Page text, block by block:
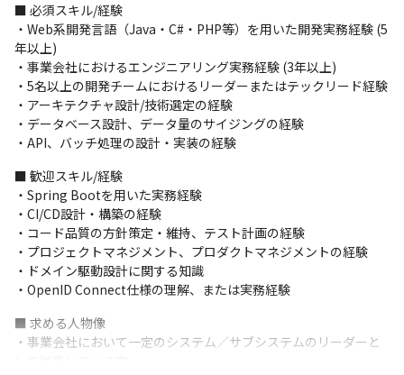
■ 必須スキル/経験
・Web系開発言語（Java・C#・PHP等）を用いた開発実務経験 (5
年以上)
・事業会社におけるエンジニアリング実務経験 (3年以上)
・5名以上の開発チームにおけるリーダーまたはテックリード経験
・アーキテクチャ設計/技術選定の経験
・データベース設計、データ量のサイジングの経験
・API、バッチ処理の設計・実装の経験
■ 歓迎スキル/経験
・Spring Bootを用いた実務経験
・CI/CD設計・構築の経験
・コード品質の方針策定・維持、テスト計画の経験
・プロジェクトマネジメント、プロダクトマネジメントの経験
・ドメイン駆動設計に関する知識
・OpenID Connect仕様の理解、または実務経験
■ 求める人物像
・事業会社において一定のシステム／サブシステムのリーダーと